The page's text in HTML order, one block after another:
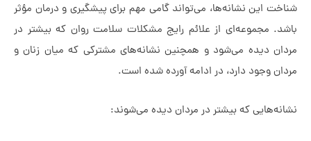
نشانه‌ها، می‌تواند گامی مهم برای پیشگیری و درمان مؤثر
از علائم رایج مشکلات سلامت روان که بیشتر در
می‌شود و همچنین نشانه‌های مشترکی که میان زنان و
دارد، در ادامه آورده شده است.
که بیشتر در مردان دیده می‌شوند: